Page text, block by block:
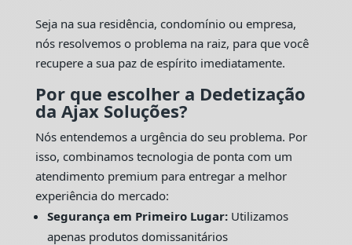
Seja na sua residência, condomínio ou empresa,
nós resolvemos o problema na raiz, para que você
recupere a sua paz de espírito imediatamente.
Por que escolher a Dedetização
da Ajax Soluções?
Nós entendemos a urgência do seu problema. Por
isso, combinamos tecnologia de ponta com um
atendimento premium para entregar a melhor
experiência do mercado:
Segurança em Primeiro Lugar:Utilizamos
apenas produtos domissanitários